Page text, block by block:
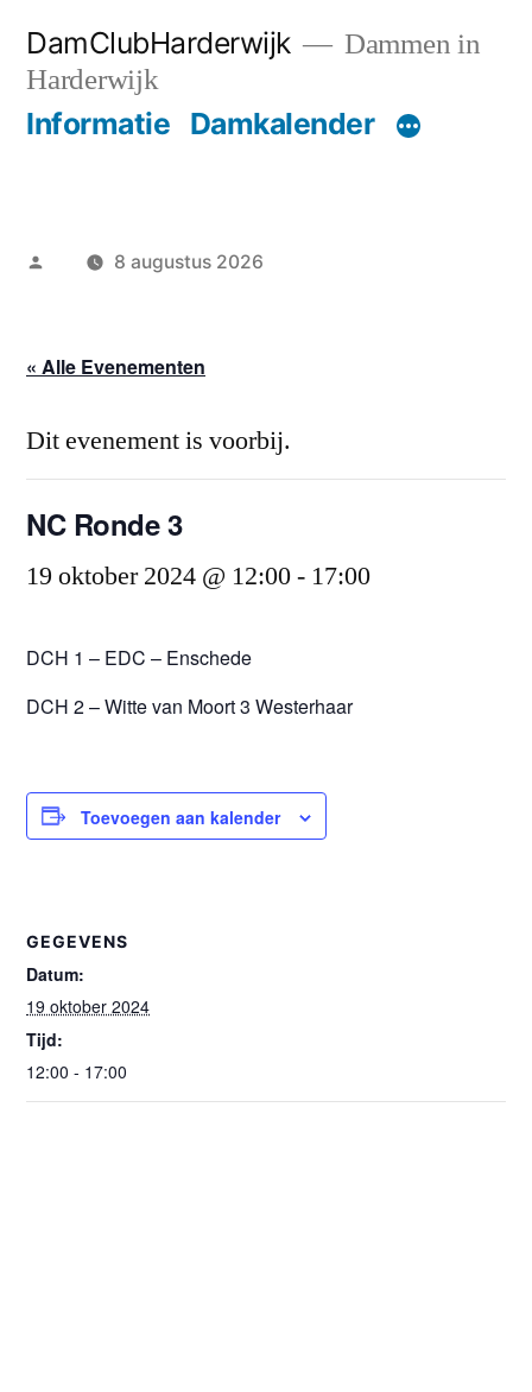
naar
DamClubHarderwijk
Dammen in
Harderwijk
Informatie Damkalender
Geplaatst8 augustus 2026
« Alle Evenementen
Dit evenement is voorbij.
NC Ronde 3
19 oktober 2024 @ 12:00- 17:00
DCH 1 – EDC – Enschede
DCH 2 – Witte van Moort 3 Westerhaar
Toevoegen aan kalender
GEGEVENS
Datum:
19 oktober 2024
Tijd:
12:00 - 17:00